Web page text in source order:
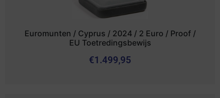
Euromunten / Cyprus / 2024 / 2 Euro / Proof /
EU Toetredingsbewijs
€1.499,95